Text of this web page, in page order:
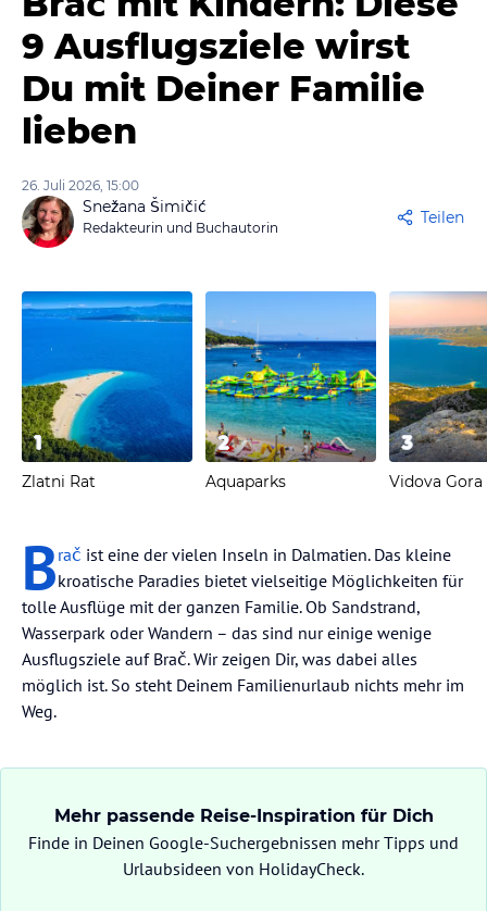
9 Ausflugsziele wirst
Du mit Deiner Familie
lieben
26. Juli 2026, 15:00
Snežana Šimičić
Redakteurin und Buchautorin
Teilen
1
Zlatni Rat
2
Aquaparks
3
Vidova Gora
Brač ist eine der vielen Inseln in Dalmatien. Das kleine
kroatische Paradies bietet vielseitige Möglichkeiten für
tolle Ausflüge mit der ganzen Familie. Ob Sandstrand,
Wasserpark oder Wandern – das sind nur einige wenige
Ausflugsziele auf Brač. Wir zeigen Dir, was dabei alles
möglich ist. So steht Deinem Familienurlaub nichts mehr im
Weg.
Mehr passende Reise-Inspiration für Dich
Finde in Deinen Google-Suchergebnissen mehr Tipps und
Urlaubsideen von HolidayCheck.